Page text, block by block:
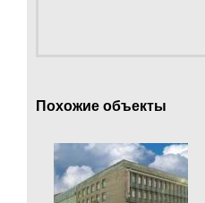
Похожие объекты